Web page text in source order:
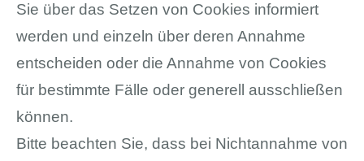
Sie über das Setzen von Cookies informiert
werden und einzeln über deren Annahme
entscheiden oder die Annahme von Cookies
für bestimmte Fälle oder generell ausschließen
können.
Bitte beachten Sie, dass bei Nichtannahme von